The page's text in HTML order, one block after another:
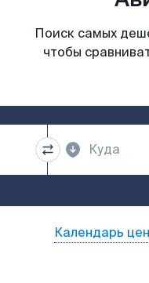
Поиск самых
чтобы
Календарь цен